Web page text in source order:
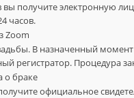
получите электронную
часов.
Zoom
В назначенный
регистратор. Процедура
о браке
официальное